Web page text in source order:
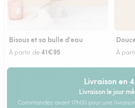
Bisous et sa bulle d'eau
À partir de41€95 À
Livraison en
Livraison le jour
Commandez avant 17h00 pour une